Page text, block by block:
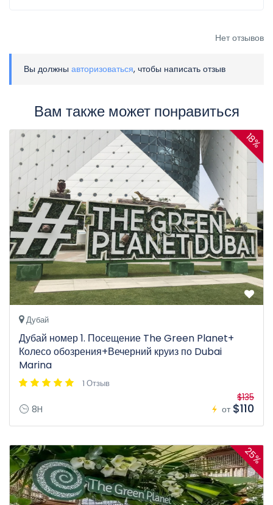
Нет отзывов
Вы должны авторизоваться, чтобы написать отзыв
Вам также может понравиться
18%
Дубай
Дубай номер 1. Посещение The Green Planet+
Колесо обозрения+Вечерний круиз по Dubai
Marina
1 Отзыв
8H от
$135
$110
25%